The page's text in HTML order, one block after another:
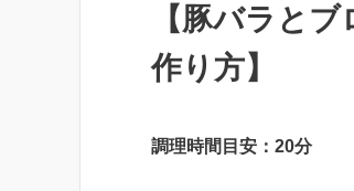
【豚バラと
作り方】
調理時間目安：20分